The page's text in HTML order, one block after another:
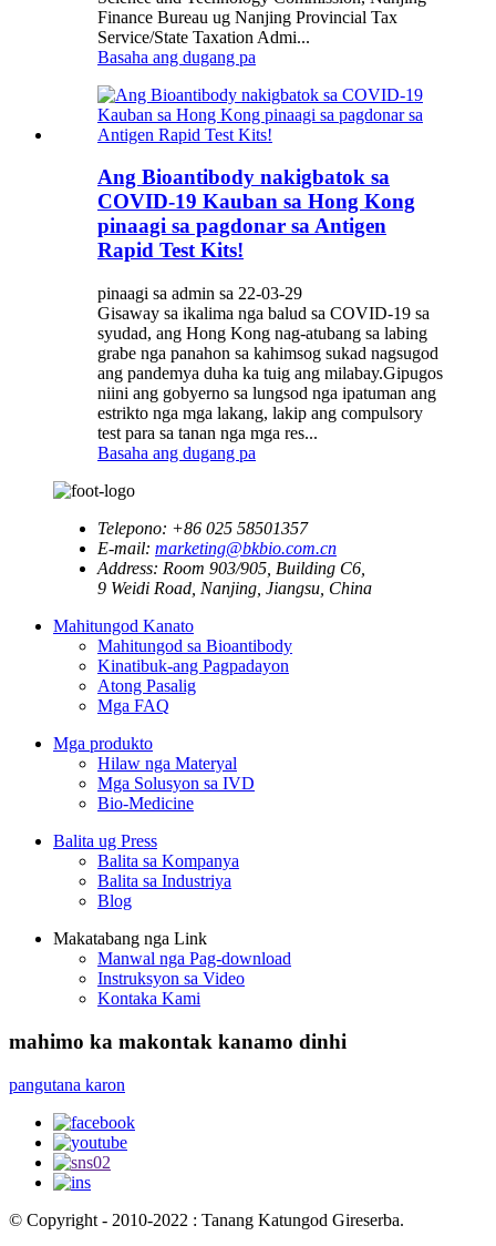
Finance Bureau ug Nanjing Provincial Tax
Service/State Taxation Admi...
Basaha ang dugang pa
Ang Bioantibody nakigbatok sa
COVID-19 Kauban sa Hong Kong
pinaagi sa pagdonar sa Antigen
Rapid Test Kits!
pinaagi sa admin sa 22-03-29
Gisaway sa ikalima nga balud sa COVID-19 sa
syudad, ang Hong Kong nag-atubang sa labing
grabe nga panahon sa kahimsog sukad nagsugod
ang pandemya duha ka tuig ang milabay.Gipugos
niini ang gobyerno sa lungsod nga ipatuman ang
estrikto nga mga lakang, lakip ang compulsory
test para sa tanan nga mga res...
Basaha ang dugang pa
Telepono: +86 025 58501357
E-mail: marketing@bkbio.com.cn
Address: Room 903/905, Building C6,
9 Weidi Road, Nanjing, Jiangsu, China
Mahitungod Kanato
Mahitungod sa Bioantibody
Kinatibuk-ang Pagpadayon
Atong Pasalig
Mga FAQ
Mga produkto
Hilaw nga Materyal
Mga Solusyon sa IVD
Bio-Medicine
Balita ug Press
Balita sa Kompanya
Balita sa Industriya
Blog
Makatabang nga Link
Manwal nga Pag-download
Instruksyon sa Video
Kontaka Kami
mahimo ka makontak kanamo dinhi
pangutana karon
© Copyright - 2010-2022 : Tanang Katungod Gireserba.